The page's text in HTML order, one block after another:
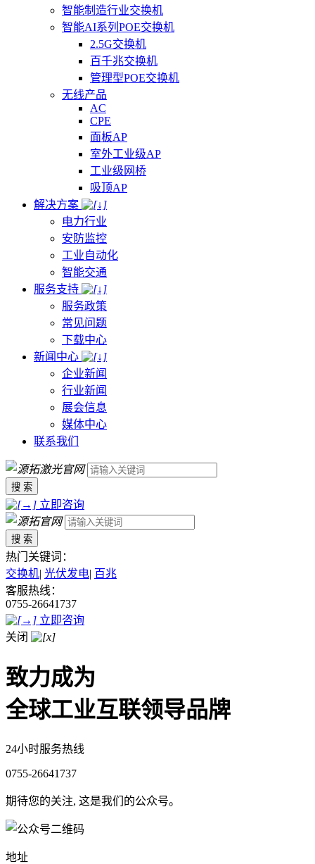
智能制造行业交换机
智能AI系列POE交换机
2.5G交换机
百千兆交换机
管理型POE交换机
无线产品
AC
CPE
面板AP
室外工业级AP
工业级网桥
吸顶AP
解决方案
电力行业
安防监控
工业自动化
智能交通
服务支持
服务政策
常见问题
下载中心
新闻中心
企业新闻
行业新闻
展会信息
媒体中心
联系我们
搜 索
立即咨询
搜 索
热门关键词：
交换机| 光伏发电| 百兆
客服热线：
0755-26641737
立即咨询
关闭
致力成为
全球工业互联领导品牌
24小时服务热线
0755-26641737
期待您的关注, 这是我们的公众号。
地址